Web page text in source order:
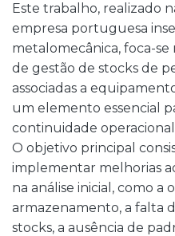
Este trabalho, realizado
empresa portuguesa
metalomecânica, foca-se
de gestão de stocks de
associadas a
um elemento essencial
continuidade
O objetivo principal
implementar melhorias
na análise inicial, como
armazenamento, a falta
stocks, a ausência de